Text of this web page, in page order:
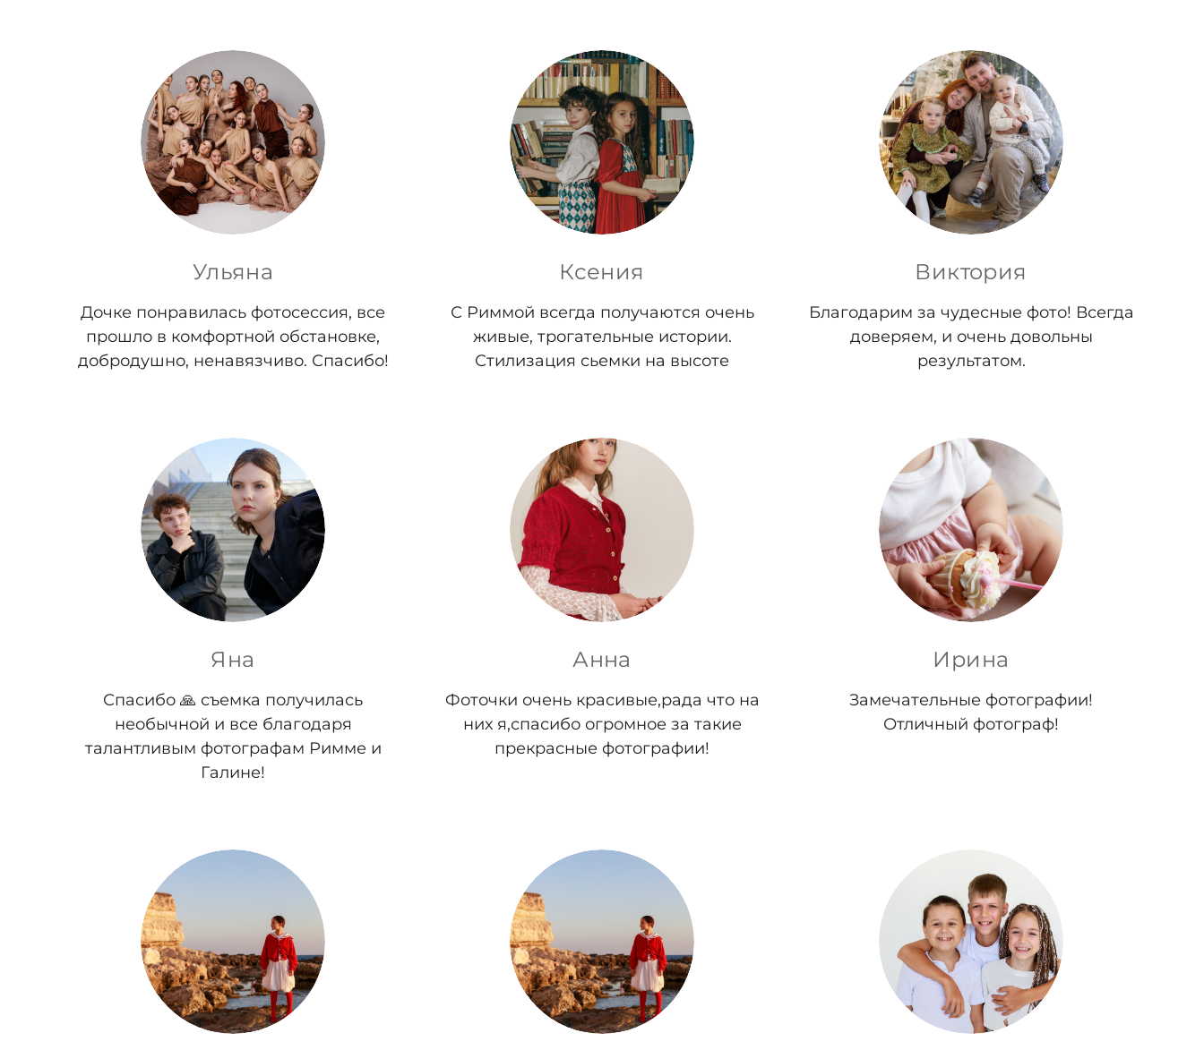
Ульяна
Дочке понравилась фотосессия, все
прошло в комфортной обстановке,
добродушно, ненавязчиво. Спасибо!
Ксения
С Риммой всегда получаются очень
живые, трогательные истории.
Стилизация сьемки на высоте
Виктория
Благодарим за чудесные фото! Всегда
доверяем, и очень довольны
результатом.
Яна
Спасибо 🙏 съемка получилась
необычной и все благодаря
талантливым фотографам Римме и
Галине!
Анна
Фоточки очень красивые,рада что на
них я,спасибо огромное за такие
прекрасные фотографии!
Ирина
Замечательные фотографии!
Отличный фотограф!